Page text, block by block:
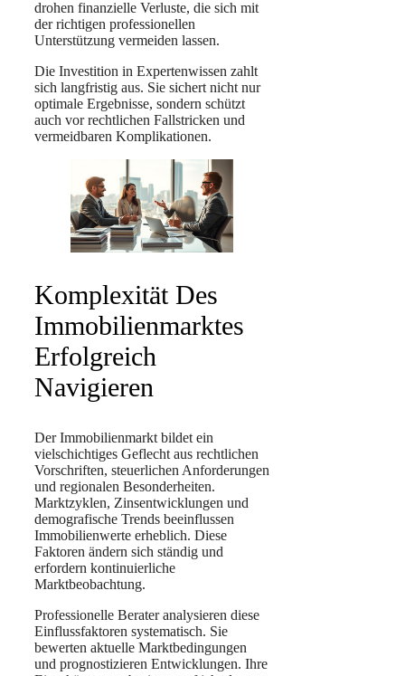
drohen finanzielle Verluste, die sich mit
der richtigen professionellen
Unterstützung vermeiden lassen.
Die Investition in Expertenwissen zahlt
sich langfristig aus. Sie sichert nicht nur
optimale Ergebnisse, sondern schützt
auch vor rechtlichen Fallstricken und
vermeidbaren Komplikationen.
Komplexität Des
Immobilienmarktes
Erfolgreich
Navigieren
Der Immobilienmarkt bildet ein
vielschichtiges Geflecht aus rechtlichen
Vorschriften, steuerlichen Anforderungen
und regionalen Besonderheiten.
Marktzyklen, Zinsentwicklungen und
demografische Trends beeinflussen
Immobilienwerte erheblich. Diese
Faktoren ändern sich ständig und
erfordern kontinuierliche
Marktbeobachtung.
Professionelle Berater analysieren diese
Einflussfaktoren systematisch. Sie
bewerten aktuelle Marktbedingungen
und prognostizieren Entwicklungen. Ihre